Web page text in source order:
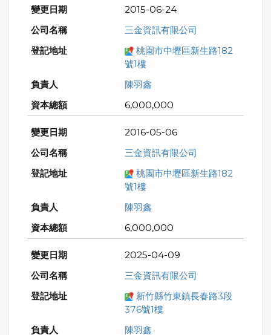
2015-06-24
三金資訊有限公司
桃園市中壢區新生路182
號1樓
陳羽鑫
6,000,000
2016-05-06
三金資訊有限公司
桃園市中壢區新生路182
號1樓
陳羽鑫
6,000,000
2025-04-09
三金資訊有限公司
新竹縣竹東鎮長春路3段
376號1樓
陳羽鑫